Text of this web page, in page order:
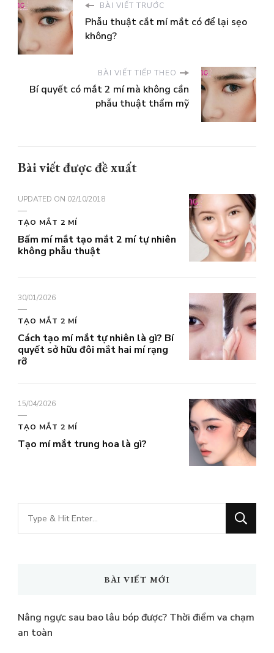
BÀI VIẾT TRƯỚC
Phẫu thuật cắt mí mắt có để lại sẹo
không?
BÀI VIẾT TIẾP THEO
Bí quyết có mắt 2 mí mà không cần
phẫu thuật thẩm mỹ
Bài viết được đề xuất
UPDATED ON 02/10/2018
TẠO MẮT 2 MÍ
Bấm mí mắt tạo mắt 2 mí tự nhiên
không phẫu thuật
30/01/2026
TẠO MẮT 2 MÍ
Cách tạo mí mắt tự nhiên là gì? Bí
quyết sở hữu đôi mắt hai mí rạng
rỡ
15/04/2026
TẠO MẮT 2 MÍ
Tạo mí mắt trung hoa là gì?
Bạn
muốn
BÀI VIẾT MỚI
Nâng ngực sau bao lâu bóp được? Thời điểm va chạm
an toàn